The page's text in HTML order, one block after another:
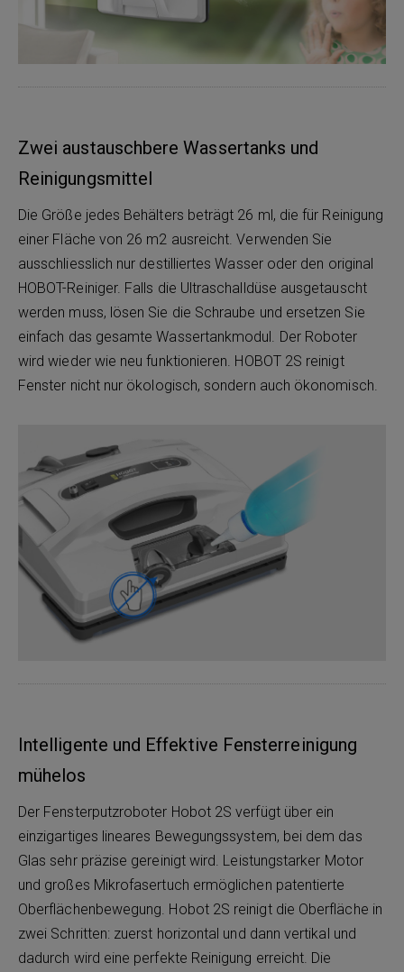
Zwei austauschbere Wassertanks und
Reinigungsmittel
Die Größe jedes Behälters beträgt 26 ml, die für Reinigung
einer Fläche von 26 m2 ausreicht. Verwenden Sie
ausschliesslich nur destilliertes Wasser oder den original
HOBOT-Reiniger. Falls die Ultraschalldüse ausgetauscht
werden muss, lösen Sie die Schraube und ersetzen Sie
einfach das gesamte Wassertankmodul. Der Roboter
wird wieder wie neu funktionieren. HOBOT 2S reinigt
Fenster nicht nur ökologisch, sondern auch ökonomisch.
Intelligente und Effektive Fensterreinigung
mühelos
Der Fensterputzroboter Hobot 2S verfügt über ein
einzigartiges lineares Bewegungssystem, bei dem das
Glas sehr präzise gereinigt wird. Leistungstarker Motor
und großes Mikrofasertuch ermöglichen patentierte
Oberflächenbewegung. Hobot 2S reinigt die Oberfläche in
zwei Schritten: zuerst horizontal und dann vertikal und
dadurch wird eine perfekte Reinigung erreicht. Die